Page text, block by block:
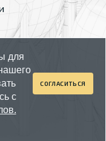
для
с
СОГЛАСИТЬСЯ